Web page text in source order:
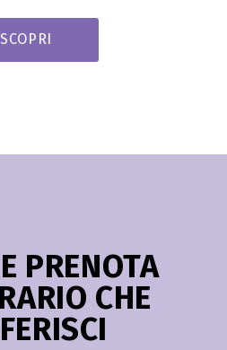
SCOPRI
PRENOTA
CHE